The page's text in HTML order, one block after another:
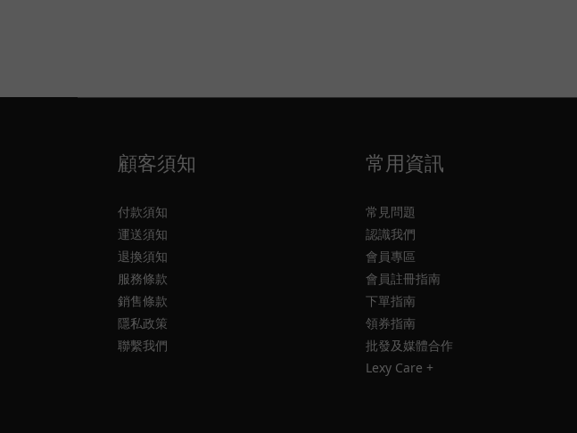
顧客須知
付款須知
運送須知
退換須知
服務條款
銷售條款
隱私政策
聯繫我們
常用資訊
常見問題
認識我們
會員專區
會員註冊指南
下單指南
領券指南
批發及媒體合作
Lexy Care +